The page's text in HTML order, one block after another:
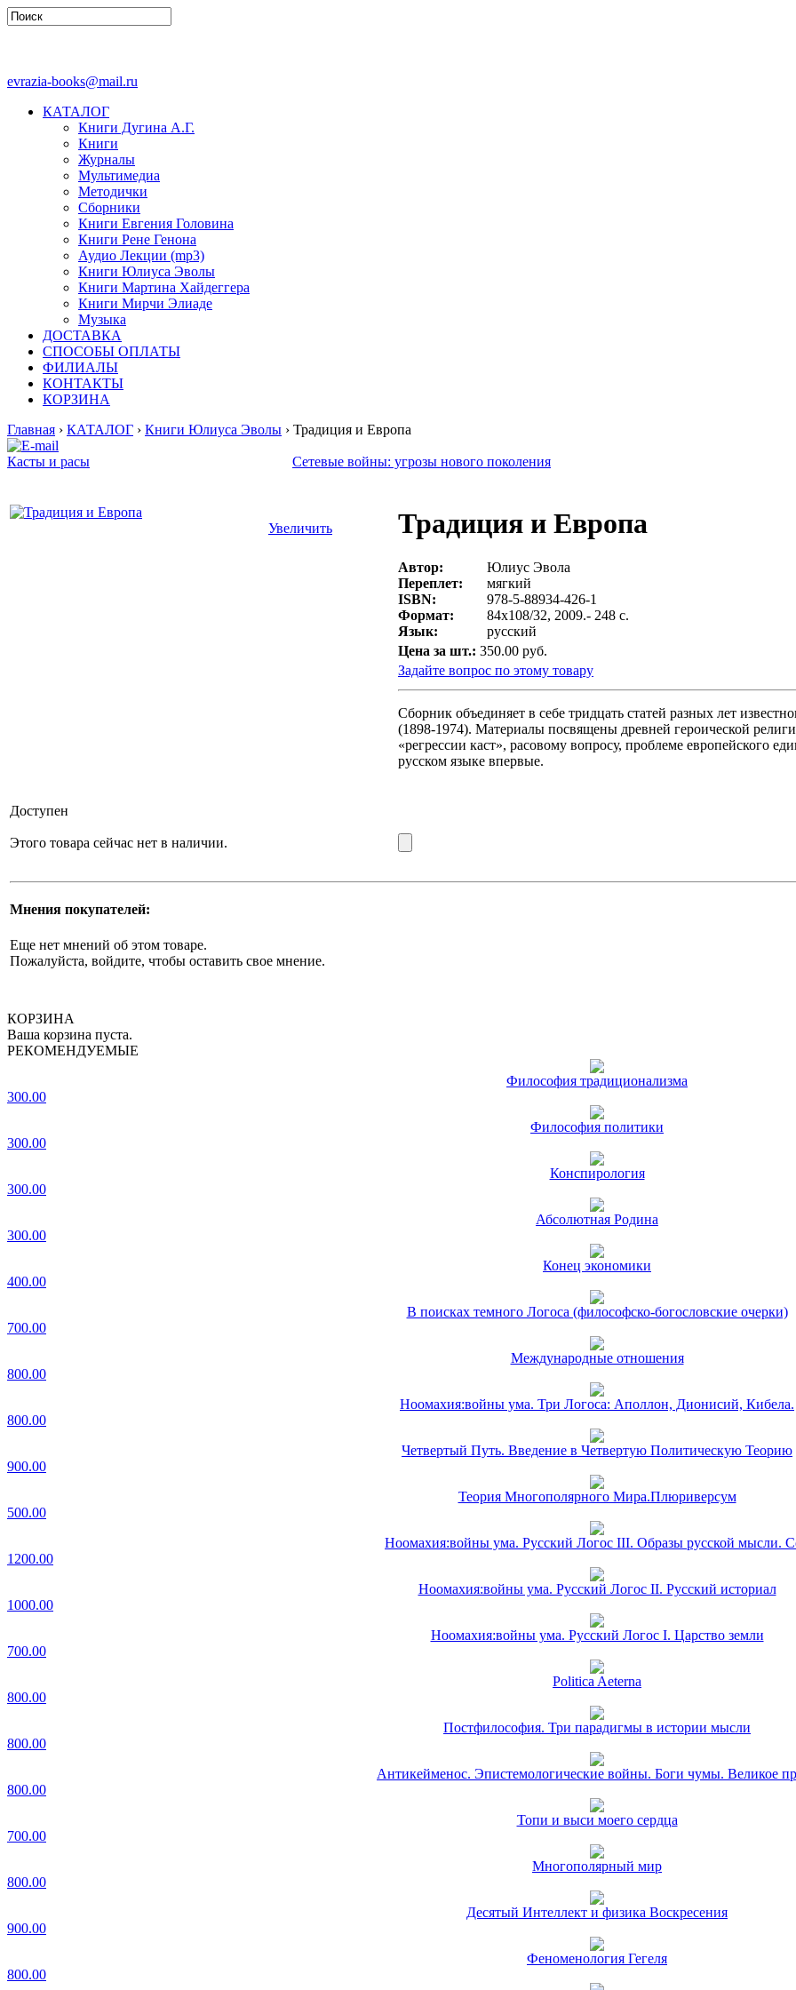
evrazia-books@mail.ru
КАТАЛОГ
Книги Дугина А.Г.
Книги
Журналы
Мультимедиа
Методички
Сборники
Книги Евгения Головина
Книги Рене Генона
Аудио Лекции (mp3)
Книги Юлиуса Эволы
Книги Мартина Хайдеггера
Книги Мирчи Элиаде
Музыка
ДОСТАВКА
СПОСОБЫ ОПЛАТЫ
ФИЛИАЛЫ
КОНТАКТЫ
КОРЗИНА
Главная › КАТАЛОГ › Книги Юлиуса Эволы › Традиция и Европа
Касты и расы Сетевые войны: угрозы нового поколения
Увеличить Традиция и Европа
Автор:
Юлиус Эвола
Переплет:
мягкий
ISBN:
978-5-88934-426-1
Формат:
84х108/32, 2009.- 248 с.
Язык:
русский
Цена за шт.: 350.00 руб.
Задайте вопрос по этому товару
Сборник объединяет в себе тридцать статей разных лет
(1898-1974). Материалы посвящены древней героической
«регрессии каст», расовому вопросу, проблеме европейского
русском языке впервые.
Доступен
Этого товара сейчас нет в наличии.
Мнения покупателей:
Еще нет мнений об этом товаре.
Пожалуйста, войдите, чтобы оставить свое мнение.
КОРЗИНА
Ваша корзина пуста.
РЕКОМЕНДУЕМЫЕ
Философия традиционализма
300.00
Философия политики
300.00
Конспирология
300.00
Абсолютная Родина
300.00
Конец экономики
400.00
В поисках темного Логоса (философско-богословские очерки)
700.00
Международные отношения
800.00
Ноомахия:войны ума. Три Логоса: Аполлон, Дионисий, Кибела.
800.00
Четвертый Путь. Введение в Четвертую Политическую Теорию
900.00
Теория Многополярного Мира.Плюриверсум
500.00
Ноомахия:войны ума. Русский Логос III. Образы русской мысли.
1200.00
Ноомахия:войны ума. Русский Логос II. Русский историал
1000.00
Ноомахия:войны ума. Русский Логос I. Царство земли
700.00
Politica Aeterna
800.00
Постфилософия. Три парадигмы в истории мысли
800.00
Антикейменос. Эпистемологические войны. Боги чумы. Великое
800.00
Топи и выси моего сердца
700.00
Многополярный мир
800.00
Десятый Интеллект и физика Воскресения
900.00
Феноменология Гегеля
800.00